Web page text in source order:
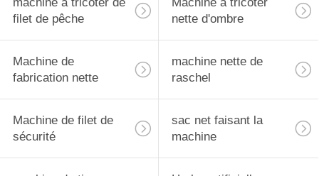
machine à tricoter de
filet de pêche
Machine à tricoter
nette d'ombre
Machine de
fabrication nette
machine nette de
raschel
Machine de filet de
sécurité
sac net faisant la
machine